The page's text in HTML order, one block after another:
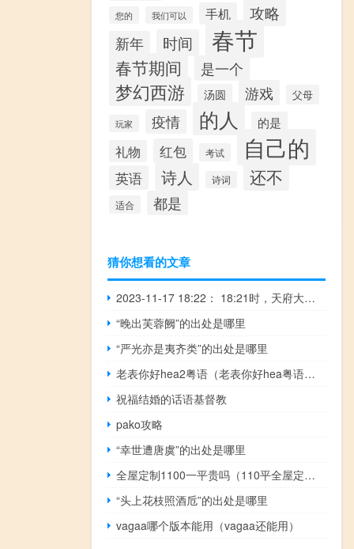
您的 我们可以 手机 攻略
新年 时间 春节
春节期间 是一个
梦幻西游 汤圆 游戏 父母
玩家 疫情 的人 的是
礼物 红包 考试 自己的
英语 诗人 诗词 还不
适合 都是
猜你想看的文章
2023-11-17 18:22： 18:21时，天府大道：因天府立交至人南立交进城方向车辆排行较长，行驶速度缓慢，现交管部门对天府立交进城方向匝道采取临时交通管理措施，请广大驾驶员合理选择剑南大道、益州大道以及科华南路绕行。 ​​​
“晚出芙蓉阙”的出处是哪里
“严光亦是夷齐类”的出处是哪里
老表你好hea2粤语（老表你好hea粤语版）
祝福结婚的话语基督教
pako攻略
“幸世遭唐虞”的出处是哪里
全屋定制1100一平贵吗（110平全屋定制要多少钱）
“头上花枝照酒卮”的出处是哪里
vagaa哪个版本能用（vagaa还能用）